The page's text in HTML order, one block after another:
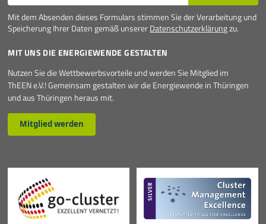
Mit dem Absenden dieses Formulars stimmen Sie der Verarbeitung und
Speicherung Ihrer Daten gemäß unsererDatenschutzerklärungzu.
MIT UNS DIE ENERGIEWENDE GESTALTEN
Nutzen Sie die Wettbewerbsvorteile und werden Sie Mitglied im
ThEEN e.V.! Gemeinsam gestalten wir die Energiewende in Thüringen
und aus Thüringen heraus mit.
Mitglied werden